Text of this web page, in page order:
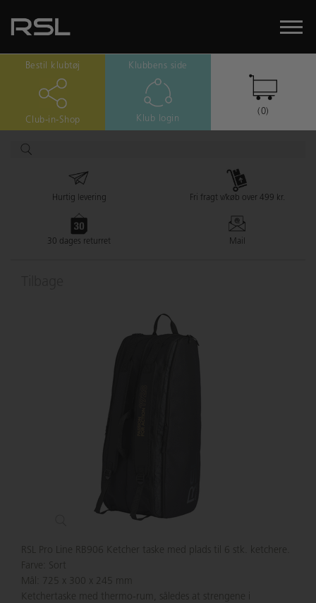
Bestil klubtøj
Club-in-Shop
Klubbens side
Klub login
(0)
Hurtig levering Fri fragt v/køb over 499 kr.
30 dages returret Mail
RSL Pro Line RB906 Ketcher taske med plads til 6 stk. ketchere.
Farve: Sort
Mål: 725 x 300 x 245 mm
Ketchertaske med thermo-rum, således at strengene i